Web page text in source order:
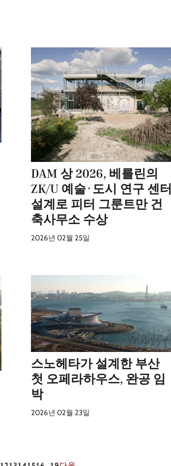
DAM 상 2026, 베를린의
ZK/U 예술·도시 연구 센터
설계로 피터 그룬트만 건
축사무소 수상
2026년 02월 25일
스노헤타가 설계한 부산
첫 오페라하우스, 완공 임
박
2026년 02월 23일